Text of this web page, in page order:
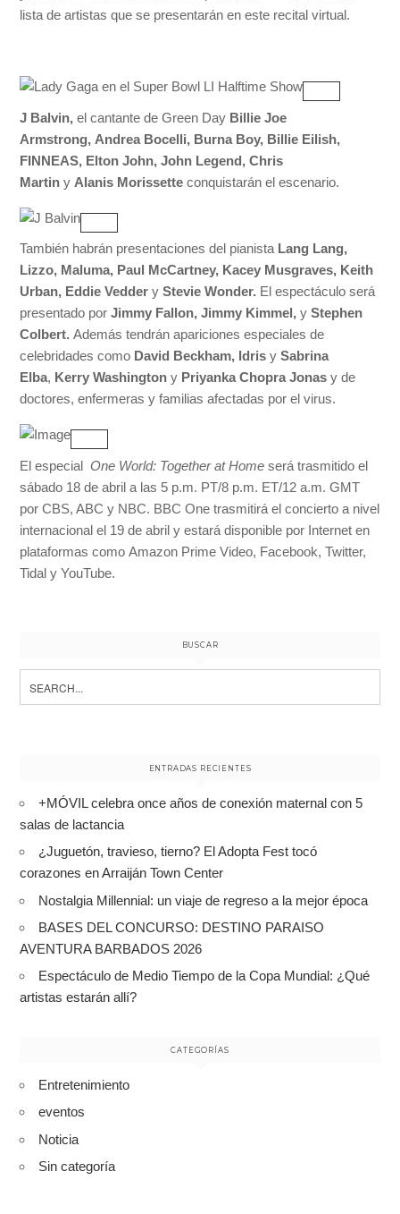
lista de artistas que se presentarán en este recital virtual.
J Balvin, el cantante de Green Day Billie Joe
Armstrong, Andrea Bocelli, Burna Boy, Billie Eilish,
FINNEAS, Elton John, John Legend, Chris
Martin y Alanis Morissette conquistarán el escenario.
También habrán presentaciones del pianista Lang Lang,
Lizzo, Maluma, Paul McCartney, Kacey Musgraves, Keith
Urban, Eddie Vedder y Stevie Wonder. El espectáculo será
presentado porJimmy Fallon, Jimmy Kimmel, y Stephen
Colbert.Además tendrán apariciones especiales de
celebridades como David Beckham, Idris ySabrina
Elba, Kerry Washingtony Priyanka Chopra Jonasy de
doctores, enfermeras y familias afectadas por el virus.
El especialOne World: Together at Home será trasmitido el
sábado 18 de abril a las 5 p.m. PT/8 p.m. ET/12 a.m. GMT
por CBS, ABC y NBC. BBC One trasmitirá el concierto a nivel
internacional el 19 de abril y estará disponible por Internet en
plataformas como Amazon Prime Video, Facebook, Twitter,
Tidal y YouTube.
BUSCAR
for:
ENTRADAS RECIENTES
+MÓVIL celebra once años de conexión maternal con 5
salas de lactancia
¿Juguetón, travieso, tierno? El Adopta Fest tocó
corazones en Arraiján Town Center
Nostalgia Millennial: un viaje de regreso a la mejor época
BASES DEL CONCURSO: DESTINO PARAISO
AVENTURA BARBADOS 2026
Espectáculo de Medio Tiempo de la Copa Mundial: ¿Qué
artistas estarán allí?
CATEGORÍAS
Entretenimiento
eventos
Noticia
Sin categoría